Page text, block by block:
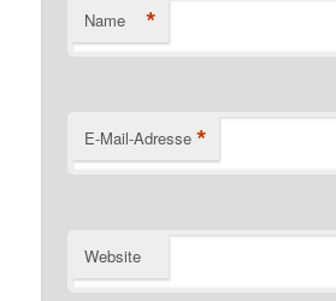
Name *
E-Mail-Adresse *
Website